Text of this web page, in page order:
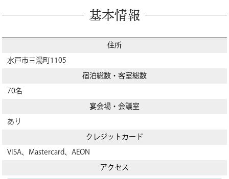
基本情報
住所
水戸市三湯町1105
宿泊総数・客室総数
70名
宴会場・会議室
あり
クレジットカード
VISA、Mastercard、AEON
アクセス